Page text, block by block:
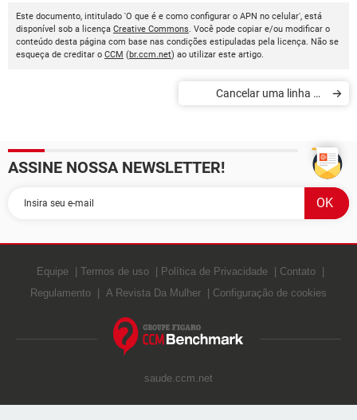
Este documento, intitulado 'O que é e como configurar o APN no celular', está
disponível sob a licença Creative Commons. Você pode copiar e/ou modificar o
conteúdo desta página com base nas condições estipuladas pela licença. Não se
esqueça de creditar o CCM (br.ccm.net) ao utilizar este artigo.
Cancelar uma linha de
ASSINE NOSSA NEWSLETTER!
Equipe Termos de uso Política de Privacidade
Contato
Regulamento
A Revista Da Mulher Configuração de cookies
saude.ccm.net